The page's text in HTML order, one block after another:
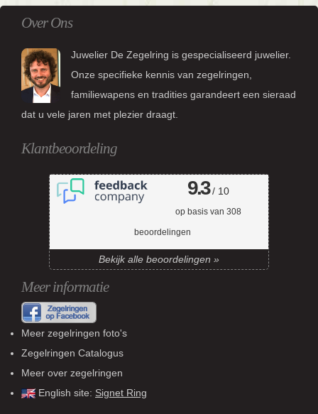
Over Ons
Juwelier De Zegelring is gespecialiseerd juwelier.
Onze specifieke kennis van zegelringen,
familiewapens en tradities garandeert een sieraad
dat u vele jaren met plezier draagt.
Klantbeoordeling
9.3/ 10
op basis van 308
beoordelingen
Bekijk alle beoordelingen »
Meer informatie
Meer zegelringen foto's
Zegelringen Catalogus
Meer over zegelringen
English site: Signet Ring